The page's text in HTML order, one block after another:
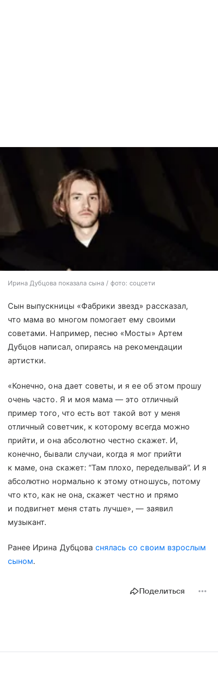
Ирина Дубцова показала сына / фото: соцсети
Сын выпускницы «Фабрики звезд» рассказал,
что мама во многом помогает ему своими
советами. Например, песню «Мосты» Артем
Дубцов написал, опираясь на рекомендации
артистки.
«Конечно, она дает советы, и я ее об этом прошу
очень часто. Я и моя мама — это отличный
пример того, что есть вот такой вот у меня
отличный советчик, к которому всегда можно
прийти, и она абсолютно честно скажет. И,
конечно, бывали случаи, когда я мог прийти
к маме, она скажет: “Там плохо, переделывай”. И я
абсолютно нормально к этому отношусь, потому
что кто, как не она, скажет честно и прямо
и подвигнет меня стать лучше», — заявил
музыкант.
Ранее Ирина Дубцова снялась со своим взрослым
сыном.
Поделиться